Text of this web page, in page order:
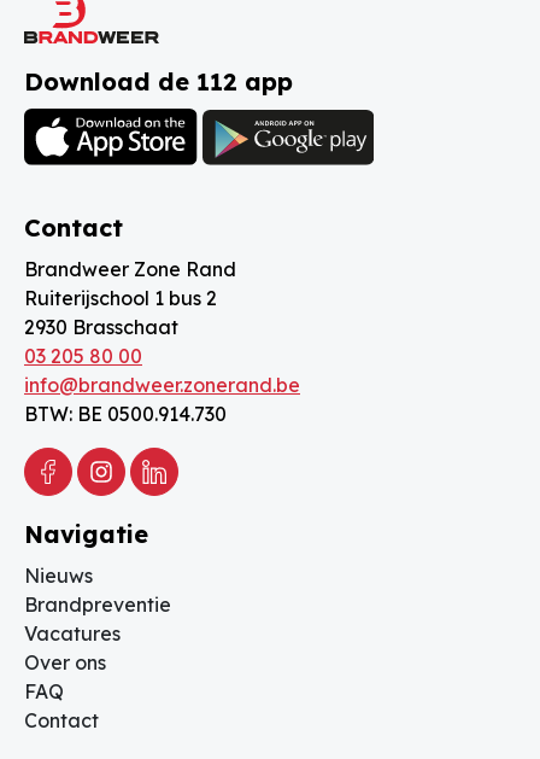
Download de 112 app
Contact
Brandweer Zone Rand
Ruiterijschool 1 bus 2
2930 Brasschaat
03 205 80 00
info@brandweer.zonerand.be
BTW: BE 0500.914.730
FacebookInstagramLinkedin
Navigatie
Nieuws
Brandpreventie
Vacatures
Over ons
FAQ
Contact